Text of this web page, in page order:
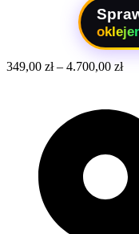
349,00 zł– 4.700,00 zł